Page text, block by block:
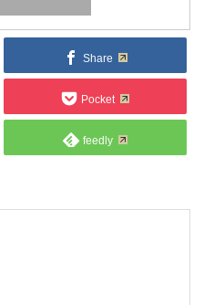
Share
Pocket
feedly